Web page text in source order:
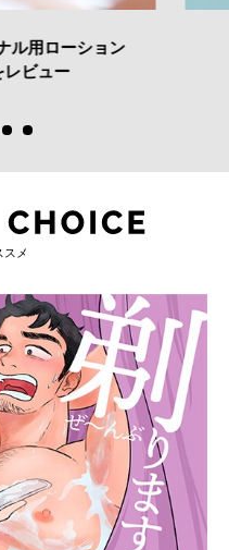
ル用ローション
レビュー
スメ